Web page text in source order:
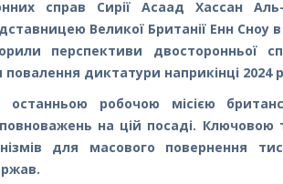
справ Сирії Асаад Хассан
Великої Британії Енн Сноу
перспективи двосторонньої
повалення диктатури наприкінці 2024
робочою місією
на цій посаді.
для масового повернення